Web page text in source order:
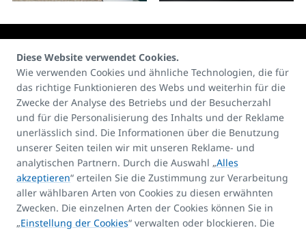
Kontakte:
E-mail
info@korado.at
Produkt-Assistent
Diese Website verwendet Cookies.
Wie verwenden Cookies und ähnliche Technologien, die für
das richtige Funktionieren des Webs und weiterhin für die
Zwecke der Analyse des Betriebs und der Besucherzahl
und für die Personalisierung des Inhalts und der Reklame
unerlässlich sind. Die Informationen über die Benutzung
unserer Seiten teilen wir mit unseren Reklame- und
analytischen Partnern. Durch die Auswahl „Alles
akzeptieren“ erteilen Sie die Zustimmung zur Verarbeitung
aller wählbaren Arten von Cookies zu diesen erwähnten
Zwecken. Die einzelnen Arten der Cookies können Sie in
„Einstellung der Cookies“ verwalten oder blockieren. Die